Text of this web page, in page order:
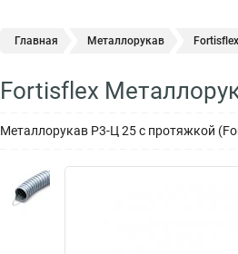
Главная Металлорукав
Fortisflex
Металлорукав Р3-Ц 25 с протяжкой